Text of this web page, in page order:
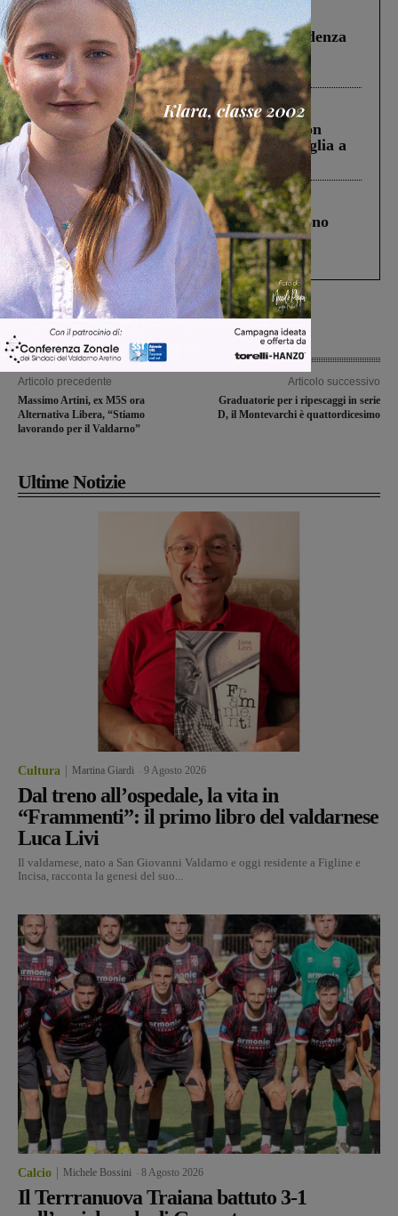
Figline Incisa Valdarno 1 Agosto 2026
Piscina di Figline finanziata oltre la scadenza
Pnrr, il gruppo di Fratelli d’Italia: “Un
ringraziamento al Governo”
Cronaca 3 Agosto 2026
Scomparso da una struttura di Castiglion
Fiorentino l’uomo che aveva ucciso la figlia a
Levane nel 2020
Cronaca 4 Agosto 2026
Un anno fa la strage in A1 in cui morirono
Gianni, Giulia e Franco. Lo schianto, il
processo, lo stop ai sorpassi fra tir....
Articolo precedente
Massimo Artini, ex M5S ora
Alternativa Libera, “Stiamo
lavorando per il Valdarno”
Articolo successivo
Graduatorie per i ripescaggi in serie
D, il Montevarchi è quattordicesimo
Ultime Notizie
Cultura Martina Giardi 9 Agosto 2026
Dal treno all’ospedale, la vita in
“Frammenti”: il primo libro del valdarnese
Luca Livi
Il valdarnese, nato a San Giovanni Valdarno e oggi residente a Figline e
Incisa, racconta la genesi del suo...
Calcio Michele Bossini 8 Agosto 2026
Il Terrranuova Traiana battuto 3-1